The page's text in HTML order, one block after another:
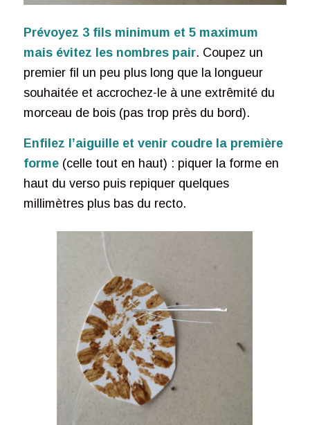
Prévoyez 3 fils minimum et 5 maximum
mais évitez les nombres pair. Coupez un
premier fil un peu plus long que la longueur
souhaitée et accrochez-le à une extrêmité du
morceau de bois (pas trop près du bord).
Enfilez l’aiguille et venir coudre la première
forme(celle tout en haut) : piquer la forme en
haut du verso puis repiquer quelques
millimètres plus bas du recto.